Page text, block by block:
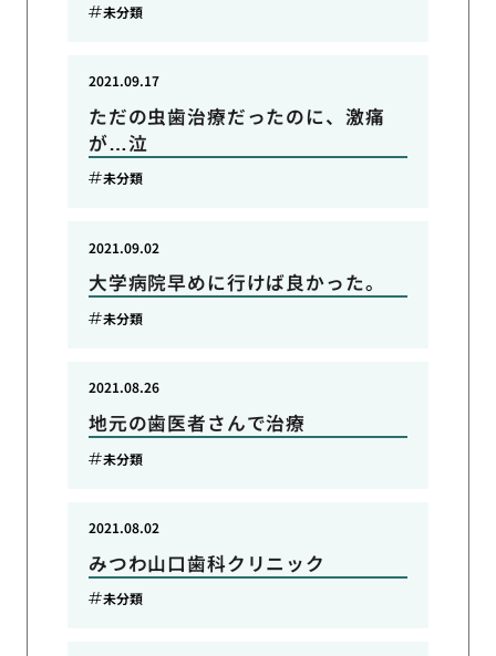
未分類
ただの虫歯治療だったのに、激痛
が…泣
2021.09.17
未分類
大学病院早めに行けば良かった。
2021.09.02
未分類
地元の歯医者さんで治療
2021.08.26
未分類
みつわ山口歯科クリニック
2021.08.02
未分類